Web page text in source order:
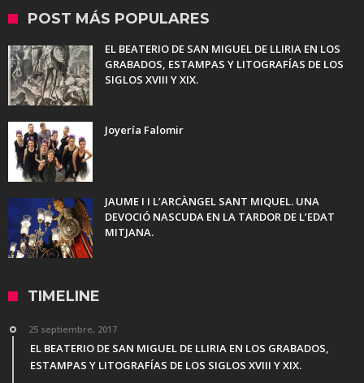
POST MÁS POPULARES
EL BEATERIO DE SAN MIGUEL DE LLIRIA EN LOS
GRABADOS, ESTAMPAS Y LITOGRAFÍAS DE LOS
SIGLOS XVIII Y XIX.
Joyería Falomir
JAUME I I L’ARCÀNGEL SANT MIQUEL. UNA
DEVOCIÓ NASCUDA EN LA TARDOR DE L’EDAT
MITJANA.
TIMELINE
25 septiembre, 2017
EL BEATERIO DE SAN MIGUEL DE LLIRIA EN LOS GRABADOS,
ESTAMPAS Y LITOGRAFÍAS DE LOS SIGLOS XVIII Y XIX.